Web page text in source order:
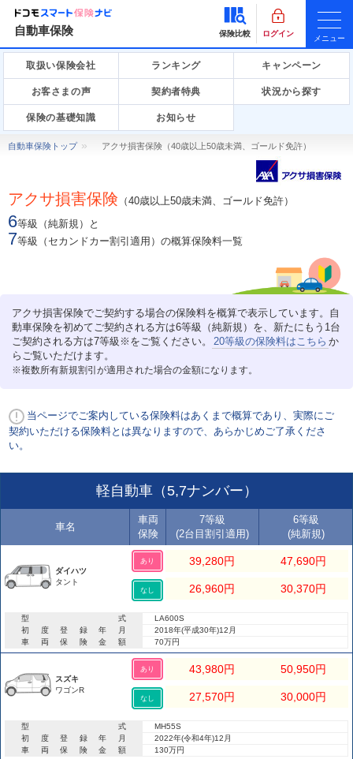
自動車保険 保険比較 ログイン
メニュー
取扱い保険会社 ランキング キャンペーン
お客さまの声 契約者特典 状況から探す
保険の基礎知識 お知らせ
自動車保険トップ アクサ損害保険（40歳以上50歳未満、ゴールド免許）
アクサ損害保険 （40歳以上50歳未満、ゴールド免許）
6等級（純新規）と
7等級（セカンドカー割引適用）の概算保険料一覧
アクサ損害保険でご契約する場合の保険料を概算で表示しています。自
動車保険を初めてご契約される方は6等級（純新規）を、新たにもう1台
ご契約される方は7等級※をご覧ください。
20等級の保険料はこちら か
らご覧いただけます。
※複数所有新規割引が適用された場合の金額になります。
当ページでご案内している保険料はあくまで概算であり、実際にご
契約いただける保険料とは異なりますので、あらかじめご了承くださ
い。
軽自動車（5,7ナンバー）
車名
車両
保険
7等級
(2台目割引適用)
6等級
(純新規)
ダイハツ
タント
あり 39,280円 47,690円
なし 26,960円 30,370円
型式
LA600S
初度登録年月
2018年(平成30年)12月
車両保険金額
70万円
スズキ
ワゴンR
あり 43,980円 50,950円
なし 27,570円 30,000円
型式
MH55S
初度登録年月
2022年(令和4年)12月
車両保険金額
130万円